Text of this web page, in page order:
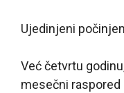
Ujedinjeni
Već četvrtu
mesečni